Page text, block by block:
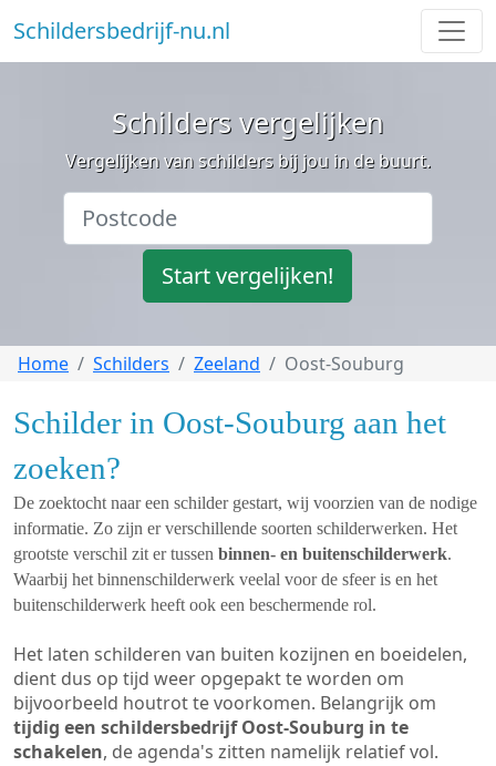
Schildersbedrijf-nu.nl
Schilders vergelijken
Vergelijken van schilders bij jou in de buurt.
Start vergelijken!
Home Schilders Zeeland Oost-Souburg
Schilder in Oost-Souburg aan het
zoeken?
De zoektocht naar een schilder gestart, wij voorzien van de nodige
informatie. Zo zijn er verschillende soorten schilderwerken. Het
grootste verschil zit er tussen binnen- en buitenschilderwerk.
Waarbij het binnenschilderwerk veelal voor de sfeer is en het
buitenschilderwerk heeft ook een beschermende rol.
Het laten schilderen van buiten kozijnen en boeidelen,
dient dus op tijd weer opgepakt te worden om
bijvoorbeeld houtrot te voorkomen. Belangrijk om
tijdig een schildersbedrijf Oost-Souburg in te
schakelen, de agenda's zitten namelijk relatief vol.